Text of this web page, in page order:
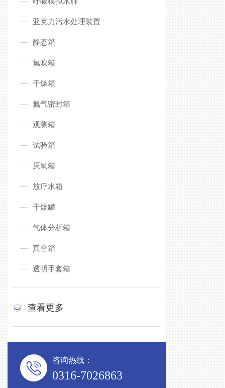
亚克力污水处理装置
静态箱
氮吹箱
干燥箱
氮气密封箱
观测箱
试验箱
厌氧箱
放疗水箱
干燥罐
气体分析箱
真空箱
透明手套箱
查看更多
咨询热线：
0316-7026863